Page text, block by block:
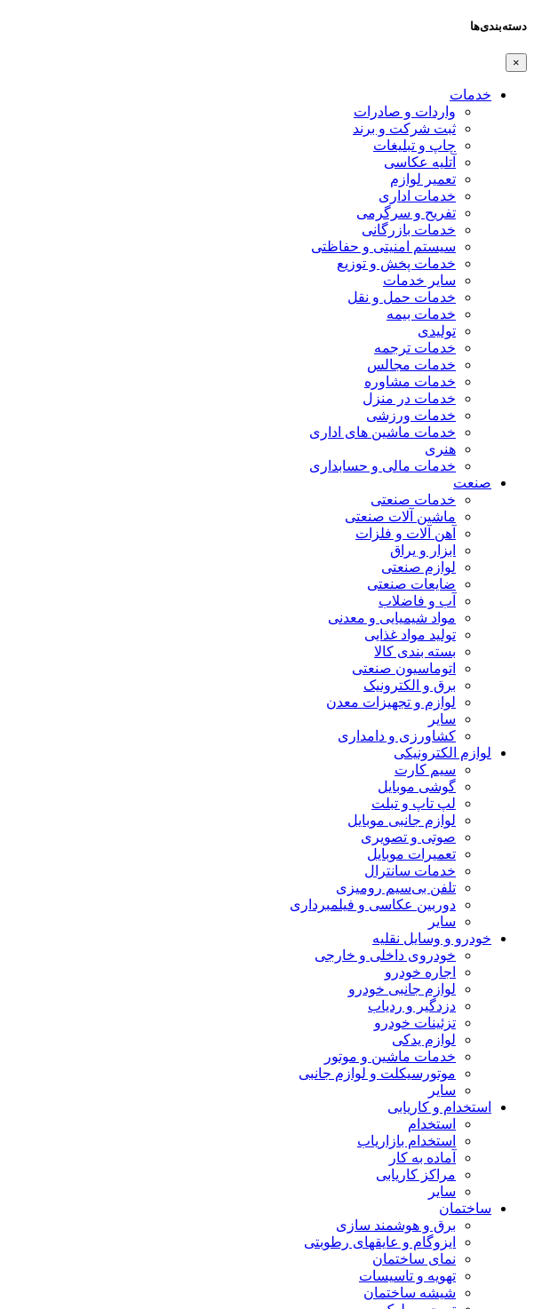
دسته‌بندی‌ها
×
خدمات
واردات و صادرات
ثبت شرکت و برند
چاپ و تبلیغات
آتلیه عکاسی
تعمیر لوازم
خدمات اداری
تفریح و سرگرمی
خدمات بازرگانی
سیستم امنیتی و حفاظتی
خدمات پخش و توزیع
سایر خدمات
خدمات حمل و نقل
خدمات بیمه
تولیدی
خدمات ترجمه
خدمات مجالس
خدمات مشاوره
خدمات در منزل
خدمات ورزشی
خدمات ماشین های اداری
هنری
خدمات مالی و حسابداری
صنعت
خدمات صنعتی
ماشین آلات صنعتی
آهن آلات و فلزات
ابزار و یراق
لوازم صنعتی
ضایعات صنعتی
آب و فاضلاب
مواد شیمیایی و معدنی
تولید مواد غذایی
بسته بندی کالا
اتوماسیون صنعتی
برق و الکترونیک
لوازم و تجهیزات معدن
سایر
کشاورزی و دامداری
لوازم الکترونیکی
سیم کارت
گوشی موبایل
لپ تاپ و تبلت
لوازم جانبی موبایل
صوتی و تصویری
تعمیرات موبایل
خدمات سانترال
تلفن بی‌سیم رومیزی
دوربین عکاسی و فیلمبرداری
سایر
خودرو و وسایل نقلیه
خودروی داخلی و خارجی
اجاره خودرو
لوازم جانبی خودرو
دزدگیر و ردیاب
تزئینات خودرو
لوازم یدکی
خدمات ماشین و موتور
موتورسیکلت و لوازم جانبی
سایر
استخدام و کاریابی
استخدام
استخدام بازاریاب
آماده به کار
مراکز کاریابی
سایر
ساختمان
برق و هوشمند سازی
ایزوگام و عایقهای رطوبتی
نمای ساختمان
تهویه و تاسیسات
شیشه ساختمان